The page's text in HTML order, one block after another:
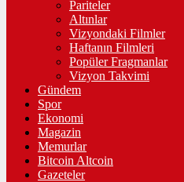
Pariteler
Altınlar
Vizyondaki Filmler
Haftanın Filmleri
Popüler Fragmanlar
Vizyon Takvimi
Gündem
Spor
Ekonomi
Magazin
Memurlar
Bitcoin Altcoin
Gazeteler